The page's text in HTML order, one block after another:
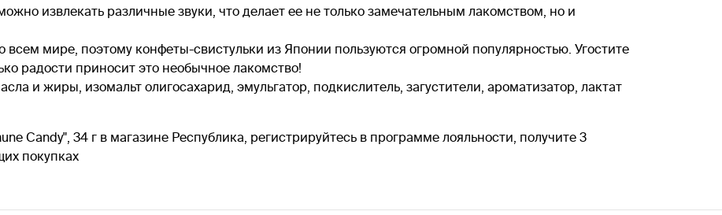
извлекать различные звуки, что делает ее не только замечательным лакомством, но и
всем мире, поэтому конфеты-свистульки из Японии пользуются огромной популярностью. Угостите
радости приносит это необычное лакомство!
и жиры, изомальт олигосахарид, эмульгатор, подкислитель, загустители, ароматизатор, лактат
Candy", 34 г в магазине Республика, регистрируйтесь в программе лояльности, получите 3
покупках